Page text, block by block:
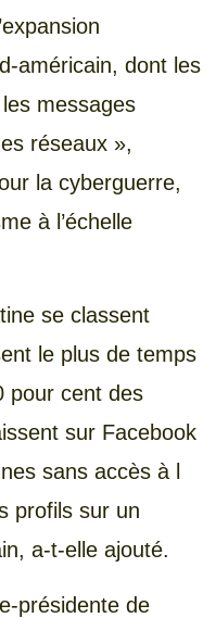
américain, dont les
messages
réseaux »,
la cyberguerre,
à l’échelle
se classent
le plus de temps
pour cent des
sur Facebook
sans accès à l
profils sur un
a-t-elle ajouté.
présidente de